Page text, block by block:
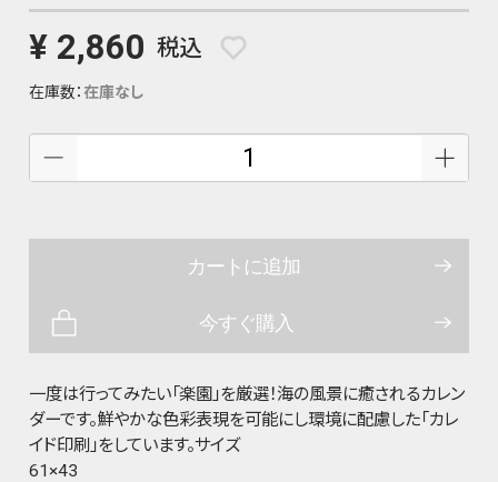
¥ 2,860 税込
在庫数：在庫なし
カートに追加
今すぐ購入
一度は行ってみたい「楽園」を厳選！海の風景に癒されるカレン
ダーです。鮮やかな色彩表現を可能にし環境に配慮した「カレ
イド印刷」をしています。サイズ
61×43